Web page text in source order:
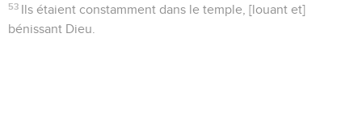
53 Ils étaient constamment dans le temple, [louant et]
bénissant Dieu.